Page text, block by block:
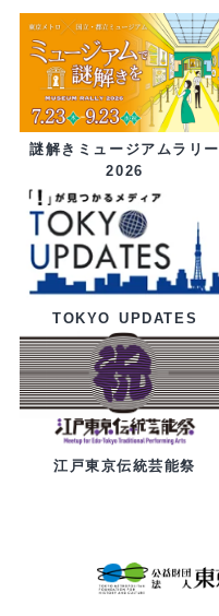
謎解きミュージアムラリー
2026
TOKYO UPDATES
江戸東京伝統芸能祭